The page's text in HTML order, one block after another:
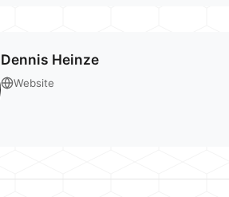
Dennis Heinze
Website